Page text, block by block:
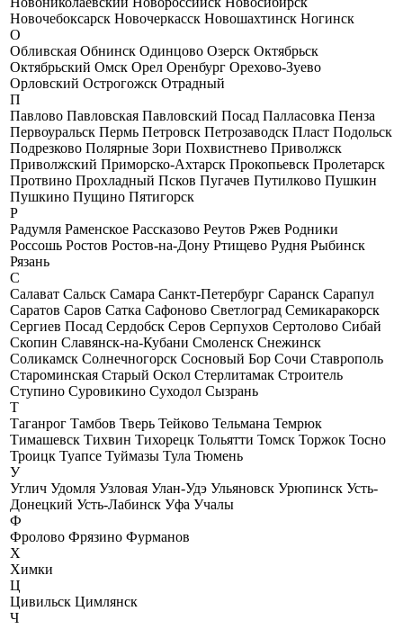
Новочебоксарск Новочеркасск Новошахтинск Ногинск
О
Обливская Обнинск Одинцово Озерск Октябрьск
Октябрьский Омск Орел Оренбург Орехово-Зуево
Орловский Острогожск Отрадный
П
Павлово Павловская Павловский Посад Палласовка Пенза
Первоуральск Пермь Петровск Петрозаводск Пласт Подольск
Подрезково Полярные Зори Похвистнево Приволжск
Приволжский Приморско-Ахтарск Прокопьевск Пролетарск
Протвино Прохладный Псков Пугачев Путилково Пушкин
Пушкино Пущино Пятигорск
Р
Радумля Раменское Рассказово Реутов Ржев Родники
Россошь Ростов Ростов-на-Дону Ртищево Рудня Рыбинск
Рязань
С
Салават Сальск Самара Санкт-Петербург Саранск Сарапул
Саратов Саров Сатка Сафоново Светлоград Семикаракорск
Сергиев Посад Сердобск Серов Серпухов Сертолово Сибай
Скопин Славянск-на-Кубани Смоленск Снежинск
Соликамск Солнечногорск Сосновый Бор Сочи Ставрополь
Староминская Старый Оскол Стерлитамак Строитель
Ступино Суровикино Суходол Сызрань
Т
Таганрог Тамбов Тверь Тейково Тельмана Темрюк
Тимашевск Тихвин Тихорецк Тольятти Томск Торжок Тосно
Троицк Туапсе Туймазы Тула Тюмень
У
Углич Удомля Узловая Улан-Удэ Ульяновск Урюпинск Усть-
Донецкий Усть-Лабинск Уфа Учалы
Ф
Фролово Фрязино Фурманов
Х
Химки
Ц
Цивильск Цимлянск
Ч